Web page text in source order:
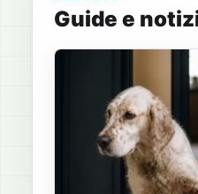
Guide e